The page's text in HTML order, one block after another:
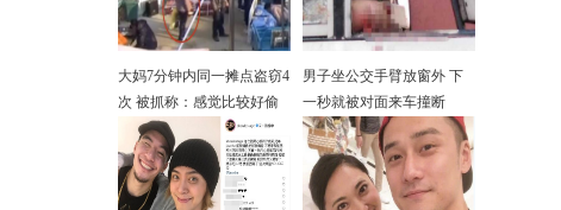
大妈7分钟内同一摊点盗窃4
次 被抓称：感觉比较好偷
男子坐公交手臂放窗外 下
一秒就被对面来车撞断